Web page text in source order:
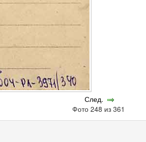
След.
Фото 248 из 361